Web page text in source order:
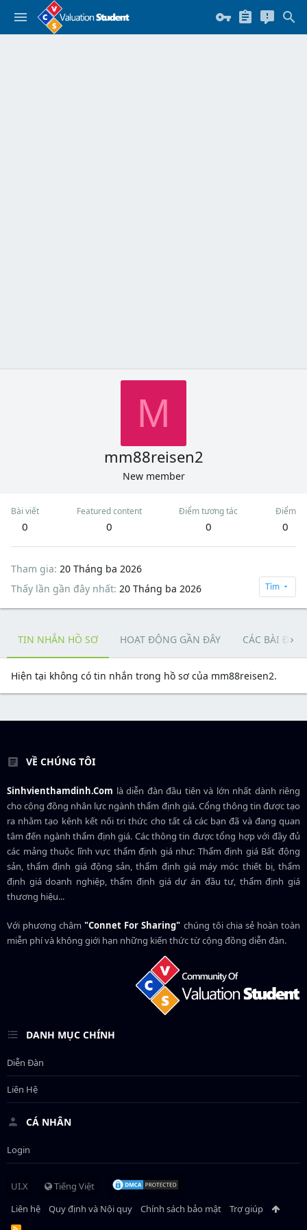
M
mm88reisen2
New member
Bài viết
0
Featured content
0
Điểm tương tác
0
Điểm
0
Tham gia 20 Tháng ba 2026
Thấy lần gần đây nhất 20 Tháng ba 2026 Tìm
TIN NHẮN HỒ SƠ HOẠT ĐỘNG GẦN ĐÂY CÁC BÀI
Hiện tại không có tin nhắn trong hồ sơ của mm88reisen2.
VỀ CHÚNG TÔI
Sinhvienthamdinh.Com là diễn đàn đầu tiên và lớn nhất dành riêng
cho cộng đồng nhân lực ngànhthẩm định giá. Cổng thông tin được tạo
ra nhằm tạo kênh kết nối tri thức cho tất cả các bạn đã và đang quan
tâm đến ngành thẩm định giá. Các thông tin được tổng hợp với đầy đủ
các mảng thuộc lĩnh vực thẩm định giá như: Thẩm định giá Bất động
sản, thẩm định giá động sản, thẩm định giá máy móc thiết bị, thẩm
định giá doanh nghiệp, thẩm định giá dự án đầu tư, thẩm định giá
thương hiệu...
Với phương châm"Connet For Sharing" chúng tôi chia sẻ hoàn toàn
miễn phí và không giới hạn những kiến thức từ cộng đồng diễn đàn.
DANH MỤC CHÍNH
Diễn Đàn
Liên Hệ
CÁ NHÂN
Login
UI.X
Tiếng Việt
Liên hệ
Quy định và Nội quy Chính sách bảo mật Trợ giúp